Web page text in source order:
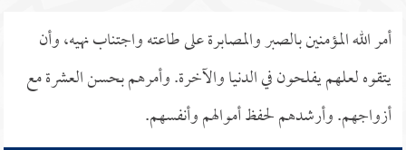
أمر الله المؤمنين بالصبر والمصابرة على طاعته واجتناب نهيه، وأن
يتقوه لعلهم يفلحون في الدنيا والآخرة. وأمرهم بحسن العشرة مع
أزواجهم. وأرشدهم لحفظ أموالهم وأنفسهم.